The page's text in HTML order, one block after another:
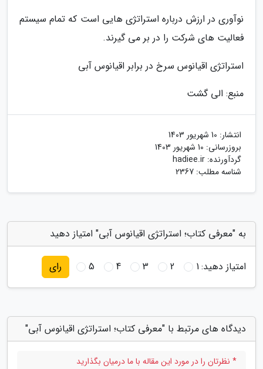
نوآوری در ارزش درباره استراتژی هایی است که تمام سیستم
فعالیت های شرکت را در بر می گیرند.
استراتژی اقیانوس سرخ در برابر اقیانوس آبی
منبع: الی گشت
انتشار: 10 شهریور 1403
بروزرسانی: 10 شهریور 1403
گردآورنده: hadiee.ir
شناسه مطلب: 2367
به "معرفی کتاب؛ استراتژی اقیانوس آبی" امتیاز دهید
امتیاز دهید:1
2
3
4
5 رای
دیدگاه های مرتبط با "معرفی کتاب؛ استراتژی اقیانوس آبی"
* نظرتان را در مورد این مقاله با ما درمیان بگذارید